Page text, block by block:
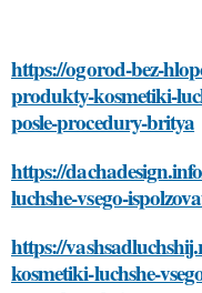
https://ogorod-bez-
produkty-kosmetiki-
posle-procedury-britya
https://
luchshe-vsego-
https://
kosmetiki-luchshe-